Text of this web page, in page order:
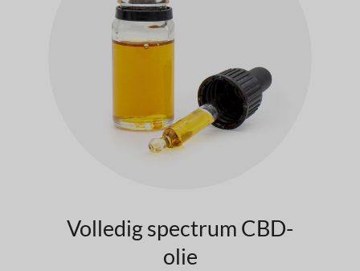
Volledig spectrum CBD-
olie